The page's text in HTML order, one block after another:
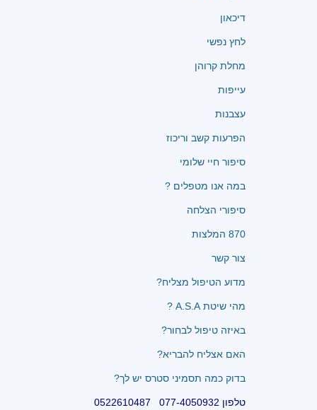
דיכאון
לחץ נפשי
מחלת קרוהן
עייפות
עצבנות
הפרעות קשב וריכוז
סיפור חיי שלומי
במה אנו מטפלים ?
סיפורי הצלחה
870 המלצות
צור קשר
מדוע הטיפול מצליח?
מהי שיטת A.S.A ?
באיזה טיפול לבחור?
האם אצליח להבריא?
בדוק כמה תסמיני סטרס יש לך?
טלפון 077-4050932 0522610487